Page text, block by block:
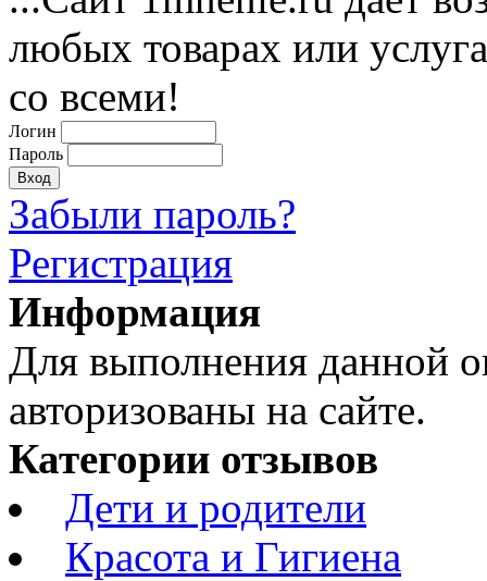
любых товарах или
со всеми!
Логин
Пароль
Забыли пароль?
Регистрация
Информация
Для выполнения данной
авторизованы на сайте.
Категории отзывов
Дети и родители
Красота и Гигиена